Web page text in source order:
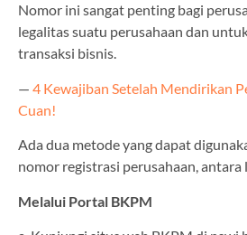
Nomor ini sangat penting bagi
legalitas suatu perusahaan dan
transaksi bisnis.
— 4 Kewajiban Setelah Mendirikan
Cuan!
Ada dua metode yang dapat
nomor registrasi perusahaan, antara
Melalui Portal BKPM